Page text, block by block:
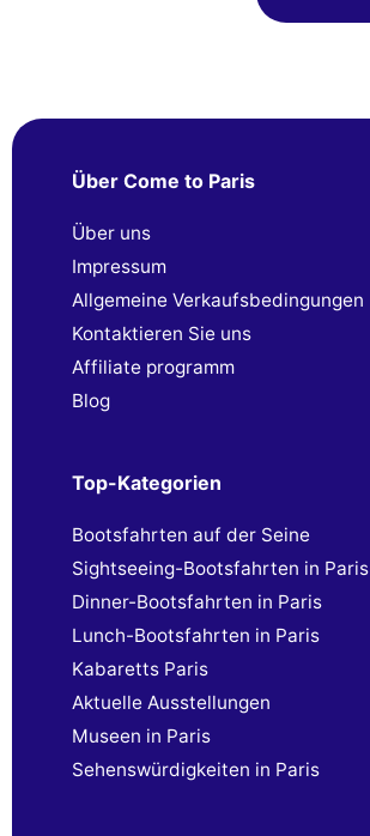
Über Come to Paris
Über uns
Impressum
Allgemeine Verkaufsbedingungen
Kontaktieren Sie uns
Affiliate programm
Blog
Top-Kategorien
Bootsfahrten auf der Seine
Sightseeing-Bootsfahrten in Paris
Dinner-Bootsfahrten in Paris
Lunch-Bootsfahrten in Paris
Kabaretts Paris
Aktuelle Ausstellungen
Museen in Paris
Sehenswürdigkeiten in Paris